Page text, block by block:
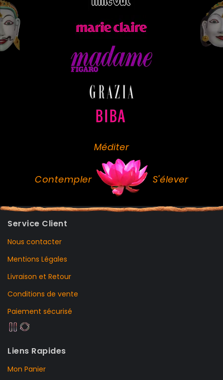
Méditer
Contempler S'élever
Service Client
Nous contacter
Mentions Légales
Livraison et Retour
Conditions de vente
Paiement sécurisé
Liens Rapides
Mon Panier